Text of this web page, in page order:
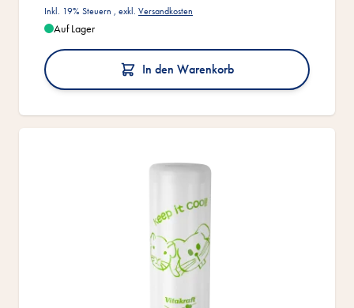
Inkl. 19% Steuern , exkl. Versandkosten
Auf Lager
In den Warenkorb